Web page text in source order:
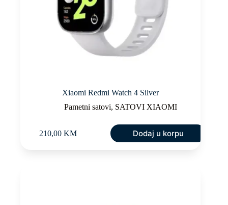
Xiaomi Redmi Watch 4 Silver
Pametni satovi, SATOVI XIAOMI
210,00 KM Dodaj u korpu